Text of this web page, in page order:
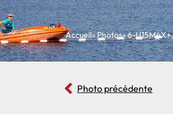
Accueil» Photos»6-U15M4X+
Photo précédente